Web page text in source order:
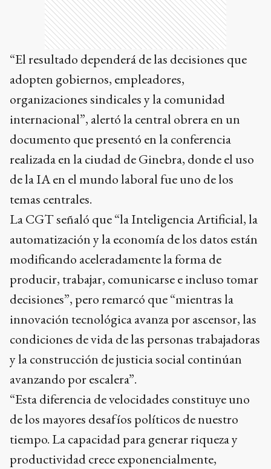
“El resultado dependerá de las decisiones que
adopten gobiernos, empleadores,
organizaciones sindicales y la comunidad
internacional”, alertó la central obrera en un
documento que presentó en la conferencia
realizada en la ciudad de Ginebra, donde el uso
de la IA en el mundo laboral fue uno de los
temas centrales.
La CGT señaló que “la Inteligencia Artificial, la
automatización y la economía de los datos están
modificando aceleradamente la forma de
producir, trabajar, comunicarse e incluso tomar
decisiones”, pero remarcó que “mientras la
innovación tecnológica avanza por ascensor, las
condiciones de vida de las personas trabajadoras
y la construcción de justicia social continúan
avanzando por escalera”.
“Esta diferencia de velocidades constituye uno
de los mayores desafíos políticos de nuestro
tiempo. La capacidad para generar riqueza y
productividad crece exponencialmente,